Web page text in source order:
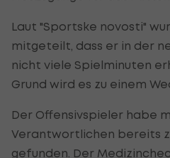
Laut "Sportske novosti"
mitgeteilt, dass er in der
nicht viele Spielminuten
Grund wird es zu einem
Der Offensivspieler habe
Verantwortlichen bereits
gefunden. Der